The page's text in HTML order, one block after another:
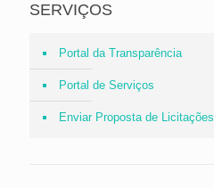
SERVIÇOS
Portal da Transparência
Portal de Serviços
Enviar Proposta de Licitações